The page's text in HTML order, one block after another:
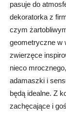
pasuje do
dekoratorka z
czym
geometryczne w
zwierzęce
nieco
adamaszki i
będą idealne. Z
zachęcające i